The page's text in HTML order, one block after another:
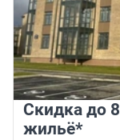
Скидка до
жильё*